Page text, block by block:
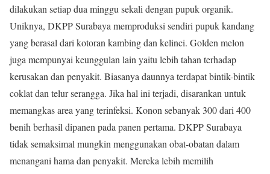
dilakukan setiap dua minggu sekali dengan pupuk organik.
Uniknya, DKPP Surabaya memproduksi sendiri pupuk kandang
yang berasal dari kotoran kambing dan kelinci. Golden melon
juga mempunyai keunggulan lain yaitu lebih tahan terhadap
kerusakan dan penyakit. Biasanya daunnya terdapat bintik-bintik
coklat dan telur serangga. Jika hal ini terjadi, disarankan untuk
memangkas area yang terinfeksi. Konon sebanyak 300 dari 400
benih berhasil dipanen pada panen pertama. DKPP Surabaya
tidak semaksimal mungkin menggunakan obat-obatan dalam
menangani hama dan penyakit. Mereka lebih memilih